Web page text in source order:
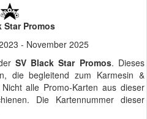
Star Promos
- November 2025
SV Black Star Promos. Dieses
die begleitend zum Karmesin &
alle Promo-Karten aus dieser
Die Kartennummer dieser